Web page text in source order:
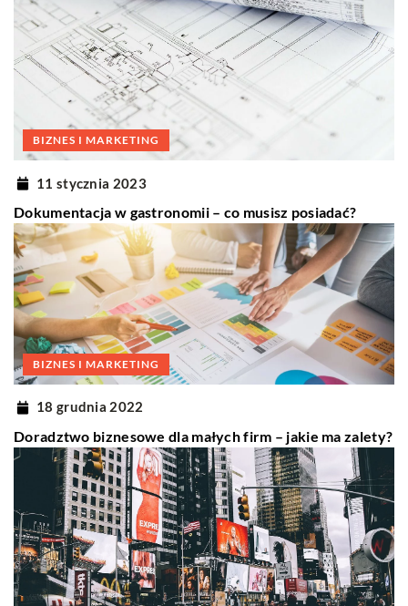
BIZNES I MARKETING
11 stycznia 2023
Dokumentacja w gastronomii – co musisz posiadać?
BIZNES I MARKETING
18 grudnia 2022
Doradztwo biznesowe dla małych firm – jakie ma zalety?